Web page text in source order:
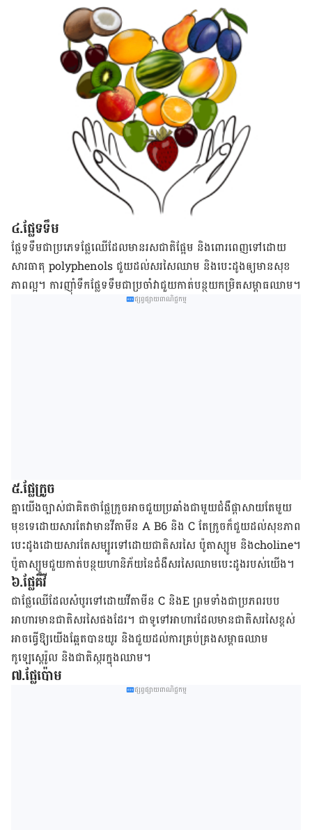
៤.ផ្លែ​ទទឹម
ផ្លែទទឹម​ជា​ប្រភេទ​ផ្លែ​ឈើ​ដែល​មាន​រសជាតិ​ផ្អែម​ និង​ពោរ​ពេញ​ទៅ​ដោយ​
សារធាតុ polyphenols ​ជួយ​ដល់​​សរសៃ​ឈាម​ និង​បេះដូង​​ឲ្យ​មាន​សុខ
ភាព​ល្អ។ ការ​ញ៉ាំ​​ទឹក​ផ្លែ​ទទឹម​ជា​ប្រចាំ​វា​ជួយ​កាត់​បន្ថយ​កម្រិត​សម្ពាធ​ឈាម។
ផ្សព្វផ្សាយពាណិជ្ជកម្ម
៥.ផ្លែ​ក្រូច
គ្នា​យើង​ច្បាស់​ជា​គិត​ថា​ផ្លែ​ក្រូច​អាច​ជួយ​ប្រឆាំង​ជា​មួយ​ជំងឺ​ផ្ដាសាយ​តែ​មួយ​
មុខ​ទេ​ដោយ​សារ​តែ​វា​មាន​វីតាមីន A B6 និង C តែ​ក្រូច​ក៏​ជួយ​ដល់​សុខភាព​
បេះដូង​​ដោយ​សារ​តែ​សម្បូរ​ទៅ​ដោយ​ជាតិ​សរសៃ ​ប៉ូតាស្យូម​ និងcholine។
ប៉ូតាស្យូម​​ជួយ​កាត់​បន្ថយ​ហានិភ័យ​នៃ​ជំងឺ​សរសៃ​ឈាម​បេះដូង​​របស់​យើង។
៦.ផ្លែ​គីវី
ជា​ផ្លែ​ឈើ​ដែល​សំបូរ​ទៅ​ដោយ​វីតាមីន C និងE ព្រម​ទាំង​ជា​ប្រភព​របប​
អាហារ​មាន​ជាតិ​សរសៃ​ផង​ដែរ។ ជា​ទូទៅ​អាហារ​ដែល​មាន​ជាតិ​សរសៃ​ខ្ពស់​
អាច​ធ្វើ​ឱ្យ​យើង​ឆ្អែត​បាន​យូរ​ និង​ជួយ​ដល់​ការ​គ្រប់​គ្រង​សម្ពាធ​ឈាម
កូឡេស្តេរ៉ូល និង​ជាតិ​ស្ករ​ក្នុង​ឈាម។
៧.ផ្លែ​ប៉ោម
ផ្សព្វផ្សាយពាណិជ្ជកម្ម